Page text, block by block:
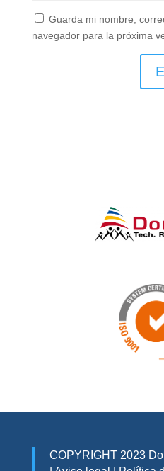
Guarda mi nombre,
navegador para la próxima
COPYRIGHT 2023